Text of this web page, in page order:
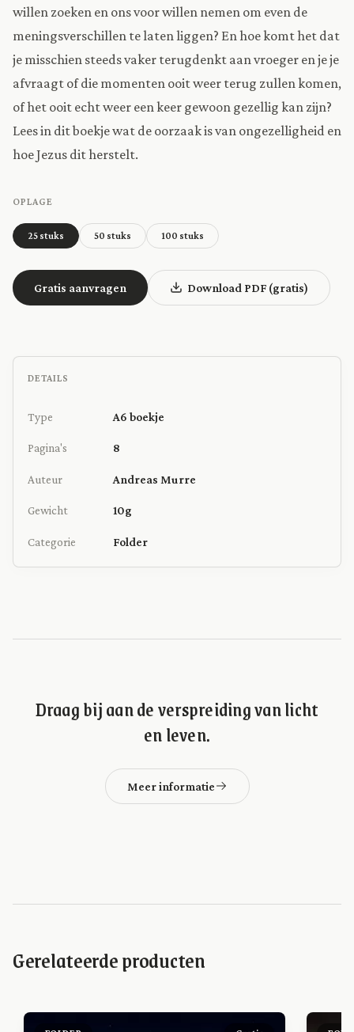
willen zoeken en ons voor willen nemen om even de
meningsverschillen te laten liggen? En hoe komt het dat
je misschien steeds vaker terugdenkt aan vroeger en je je
afvraagt of die momenten ooit weer terug zullen komen,
of het ooit echt weer een keer gewoon gezellig kan zijn?
Lees in dit boekje wat de oorzaak is van ongezelligheid en
hoe Jezus dit herstelt.
OPLAGE
25 stuks 50 stuks 100 stuks
Gratis aanvragen Download PDF (gratis)
DETAILS
Type A6 boekje
Pagina's 8
Auteur Andreas Murre
Gewicht 10g
Categorie Folder
Draag bij aan de verspreiding van licht
en leven.
Meer informatie
Gerelateerde producten